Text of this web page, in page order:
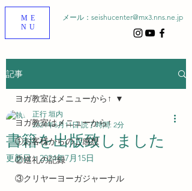
ME
NU
メール： seishucenter@mx3.nns.ne.jp
記事
ヨガ教室はメニューから↑
①お客様からのご感想
②巡礼の記録
③クリヤーヨーガジャーナル
ヨガ教室はメニューから↑
書籍を出版致しました
正行 垣内
2024年6月11日 読了時間: 2分
更新日： 2024年7月15日